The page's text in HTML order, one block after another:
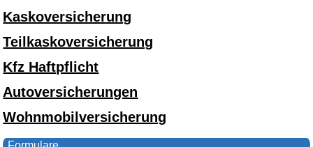
Kaskoversicherung
Teilkaskoversicherung
Kfz Haftpflicht
Autoversicherungen
Wohnmobilversicherung